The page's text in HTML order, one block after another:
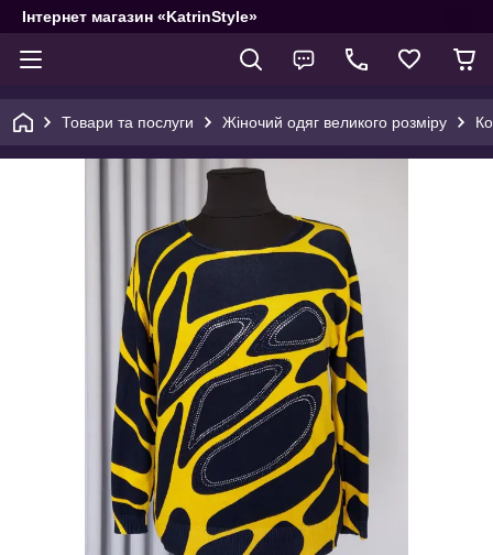
Інтернет магазин «KatrinStyle»
Товари та послуги Жіночий одяг великого розміру